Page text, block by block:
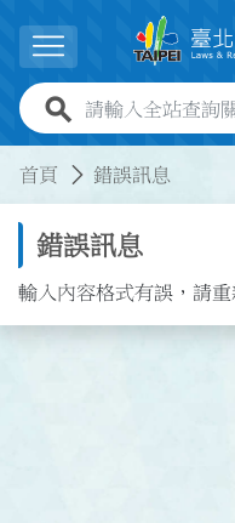
展開選單
全站查詢關鍵字欄
首頁 錯誤訊息
錯誤訊息
輸入內容格式有誤，請重